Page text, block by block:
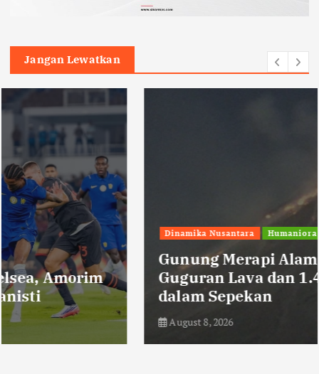
Jangan Lewatkan
Dinamika Nusantara Humaniora
Gunung Merapi Alami 117 Kali
Guguran Lava dan 1.416 Gempa
dalam Sepekan
August 8, 2026